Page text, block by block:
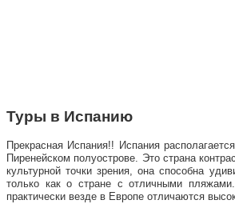
Туры в Испанию
Прекрасная Испания!! Испания
Пиренейском полуострове. Это страна
культурной точки зрения, она способна
только как о стране с отличными
практически везде в Европе отличаются